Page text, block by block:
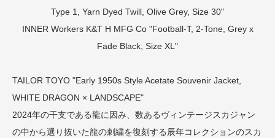
Type 1, Yarn Dyed Twill, Olive Grey, Size 30"
INNER Workers K&T H MFG Co "Football-T, 2-Tone, Grey x
Fade Black, Size XL"
TAILOR TOYO "Early 1950s Style Acetate Souvenir Jacket,
WHITE DRAGON × LANDSCAPE"
2024年の干支である龍に因み、数あるヴィンテージスカジャン
の中から選り抜いた龍の刺繍を復刻する辰年コレクションのスカ